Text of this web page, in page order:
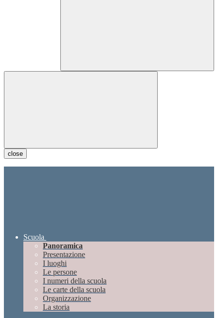
close
Scuola
Panoramica
Presentazione
I luoghi
Le persone
I numeri della scuola
Le carte della scuola
Organizzazione
La storia